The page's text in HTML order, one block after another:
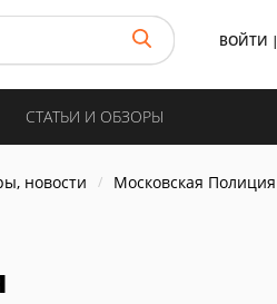
ВОЙТИ |
СТАТЬИ И ОБЗОРЫ
новости Московская Полиция